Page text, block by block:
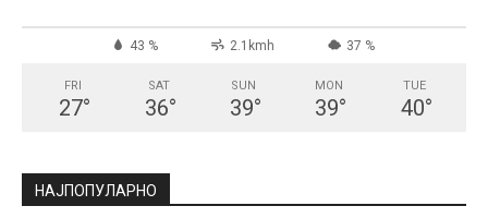
43 % 2.1kmh 37 %
FRI
27°
SAT
36°
SUN
39°
MON
39°
TUE
40°
НАЈПОПУЛАРНО